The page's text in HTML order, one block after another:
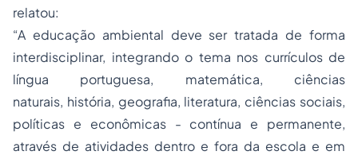
relatou:
“A educação ambiental deve ser tratada de forma
interdisciplinar, integrando o tema nos currículos de
língua portuguesa, matemática, ciências
naturais, história, geografia, literatura, ciências sociais,
políticas e econômicas - contínua e permanente,
através de atividades dentro e fora da escola e em